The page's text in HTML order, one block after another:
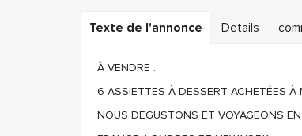
Texte de l'annonce Details
À VENDRE :
6 ASSIETTES À DESSERT ACHETÉES À
NOUS DEGUSTONS ET VOYAGEONS